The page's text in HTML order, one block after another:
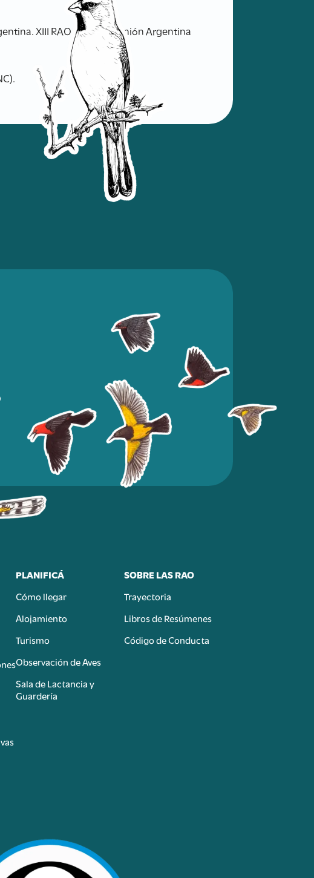
XIII RAO 152 pp. Reunión Argentina
PLANIFICÁ
Cómo llegar
Alojamiento
Turismo
Observación de Aves
Sala de Lactancia y
Guardería
SOBRE LAS RAO
Trayectoria
Libros de Resúmenes
Código de Conducta